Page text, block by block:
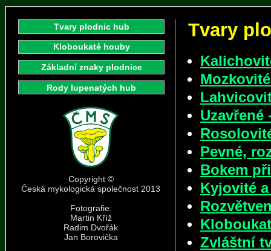
Tvary plodnic hub
Kloboukaté houby
Základní znaky plodnice
Rody lupenatých hub
Copyright ©
Česká mykologická společnost 2013
Fotografie:
Martin Kříž
Radim Dvořák
Jan Borovička
Tvary
Pevné,
Bokem
Kyjovité
Zvláštní